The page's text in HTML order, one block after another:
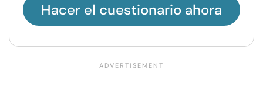
Hacer el cuestionario ahora